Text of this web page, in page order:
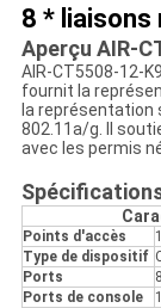
8 * liaisons
Aperçu AIR-
AIR-CT5508-12-
fournit la
la représentation
802.11a/g. Il
avec les permis
Points d'accès
Type de dispositif
Ports
Ports de console